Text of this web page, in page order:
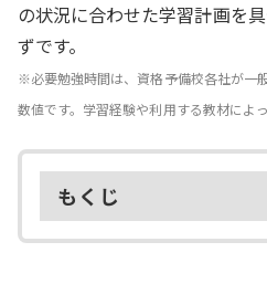
の状況に合わせた学習計画を
ずです。
※必要勉強時間は、資格予備校各社が一
数値です。学習経験や利用する教材によ
もくじ